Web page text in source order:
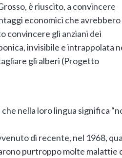
è riuscito, a convincere
economici che avrebbero
convincere gli anziani dei
invisibile e intrappolata
gli alberi (Progetto
nella loro lingua significa
di recente, nel 1968,
purtroppo molte malattie